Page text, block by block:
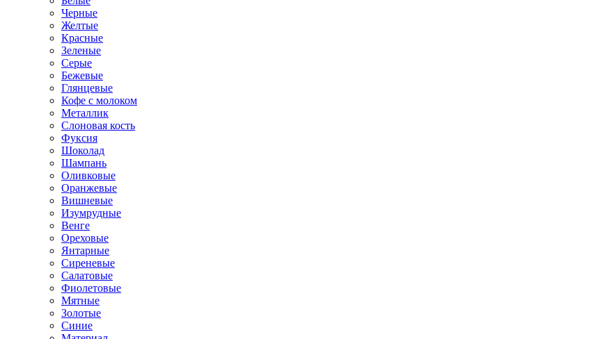
Черные
Желтые
Красные
Зеленые
Серые
Бежевые
Глянцевые
Кофе с молоком
Металлик
Слоновая кость
Фуксия
Шоколад
Шампань
Оливковые
Оранжевые
Вишневые
Изумрудные
Венге
Ореховые
Янтарные
Сиреневые
Салатовые
Фиолетовые
Мятные
Золотые
Синие